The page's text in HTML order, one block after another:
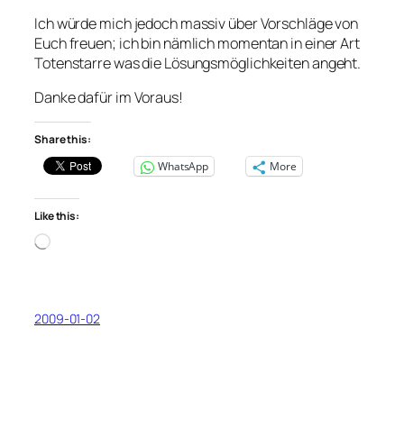
Ich würde mich jedoch massiv über Vorschläge von
Euch freuen; ich bin nämlich momentan in einer Art
Totenstarre was die Lösungsmöglichkeiten angeht.
Danke dafür im Voraus!
Share this:
WhatsApp
More
Like this:
Loading…
2009-01-02